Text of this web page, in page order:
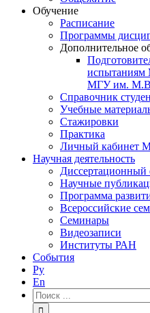
Обучение
Расписание
Программы
Дополнительное
испытаниям
МГУ им.
Справочник
Учебные
Стажировки
Практика
Личный кабинет
Научная деятельность
Диссертационный
Научные
Программа
Всероссийские
Семинары
Видеозаписи
Институты РАН
События
Ру
En
Результат
поиска: